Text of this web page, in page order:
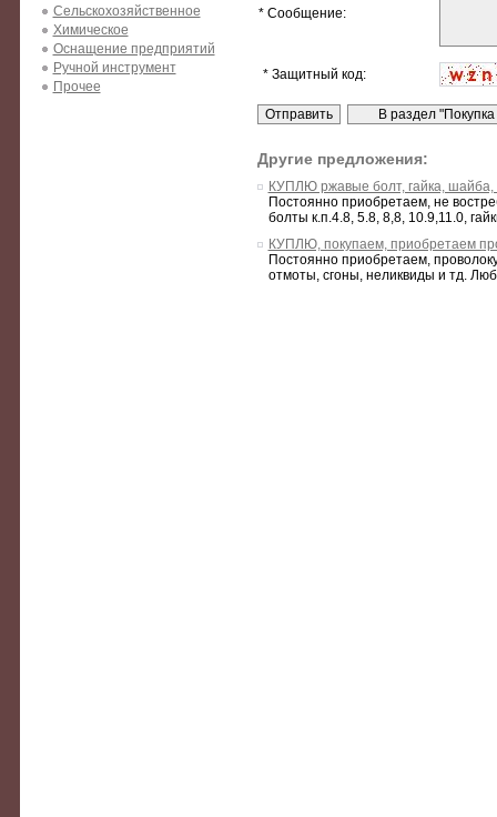
Сельскохозяйственное
Химическое
Оснащение предприятий
Ручной инструмент
Прочее
* Сообщение:
* Защитный код:
Другие предложения:
КУПЛЮ ржавые болт, гайка, шайба,
Постоянно приобретаем, не
болты к.п.4.8, 5.8, 8,8, 10.9,11.0,
КУПЛЮ, покупаем, приобретаем
Постоянно приобретаем,
отмоты, сгоны, неликвиды и тд.